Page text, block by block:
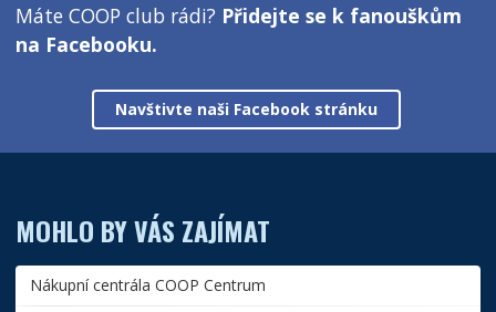
Máte COOP club rádi? Přidejte se k fanouškům
na Facebooku.
Navštivte naši Facebook stránku
MOHLO BY VÁS ZAJÍMAT
Nákupní centrála COOP Centrum